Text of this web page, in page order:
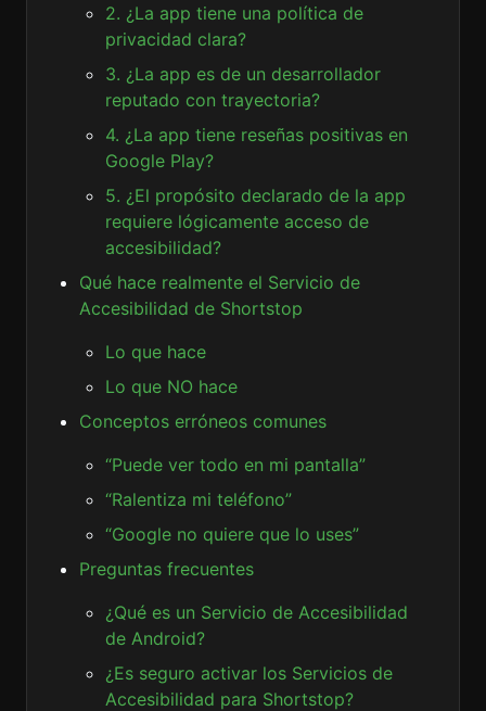
2. ¿La app tiene una política de
privacidad clara?
3. ¿La app es de un desarrollador
reputado con trayectoria?
4. ¿La app tiene reseñas positivas en
Google Play?
5. ¿El propósito declarado de la app
requiere lógicamente acceso de
accesibilidad?
Qué hace realmente el Servicio de
Accesibilidad de Shortstop
Lo que hace
Lo que NO hace
Conceptos erróneos comunes
“Puede ver todo en mi pantalla”
“Ralentiza mi teléfono”
“Google no quiere que lo uses”
Preguntas frecuentes
¿Qué es un Servicio de Accesibilidad
de Android?
¿Es seguro activar los Servicios de
Accesibilidad para Shortstop?